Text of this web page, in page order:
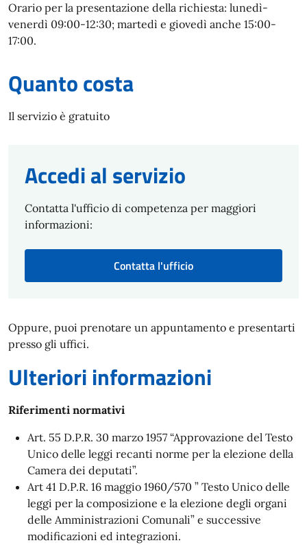
Orario per la presentazione della richiesta: lunedì-
venerdì 09:00-12:30; martedì e giovedì anche 15:00-
17:00.
Quanto costa
Il servizio è gratuito
Accedi al servizio
Contatta l'ufficio di competenza per maggiori
informazioni:
Contatta l'ufficio
Oppure, puoi prenotare un appuntamento e presentarti
presso gli uffici.
Ulteriori informazioni
Riferimenti normativi
Art. 55 D.P.R. 30 marzo 1957 “Approvazione del Testo
Unico delle leggi recanti norme per la elezione della
Camera dei deputati”.
Art 41 D.P.R. 16 maggio 1960/570 ” Testo Unico delle
leggi per la composizione e la elezione degli organi
delle Amministrazioni Comunali” e successive
modificazioni ed integrazioni.